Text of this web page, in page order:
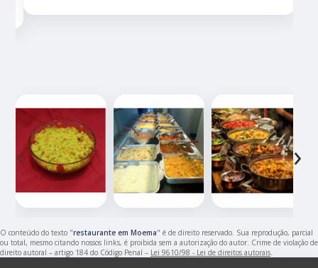
‹ ›
O conteúdo do texto "restaurante em Moema" é de direito reservado. Sua reprodução, parcial
ou total, mesmo citando nossos links, é proibida sem a autorização do autor. Crime de violação de
direito autoral – artigo 184 do Código Penal – Lei 9610/98 - Lei de direitos autorais.